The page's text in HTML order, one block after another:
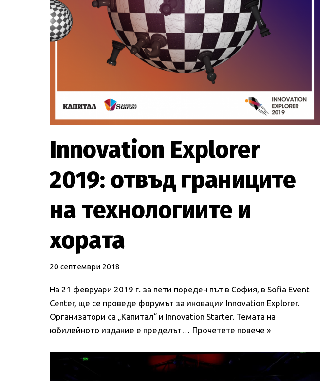
Innovation Explorer
2019: отвъд границите
на технологиите и
хората
20 септември 2018
На 21 февруари 2019 г. за пети пореден път в София, в Sofia Event
Center, ще се проведе форумът за иновации Innovation Explorer.
Организатори са „Капитал“ и Innovation Starter. Темата на
юбилейното издание е пределът… Прочетете повече »